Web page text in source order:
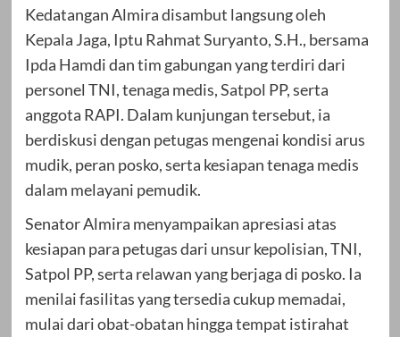
Kedatangan Almira disambut langsung oleh
Kepala Jaga, Iptu Rahmat Suryanto, S.H., bersama
Ipda Hamdi dan tim gabungan yang terdiri dari
personel TNI, tenaga medis, Satpol PP, serta
anggota RAPI. Dalam kunjungan tersebut, ia
berdiskusi dengan petugas mengenai kondisi arus
mudik, peran posko, serta kesiapan tenaga medis
dalam melayani pemudik.
Senator Almira menyampaikan apresiasi atas
kesiapan para petugas dari unsur kepolisian, TNI,
Satpol PP, serta relawan yang berjaga di posko. Ia
menilai fasilitas yang tersedia cukup memadai,
mulai dari obat-obatan hingga tempat istirahat